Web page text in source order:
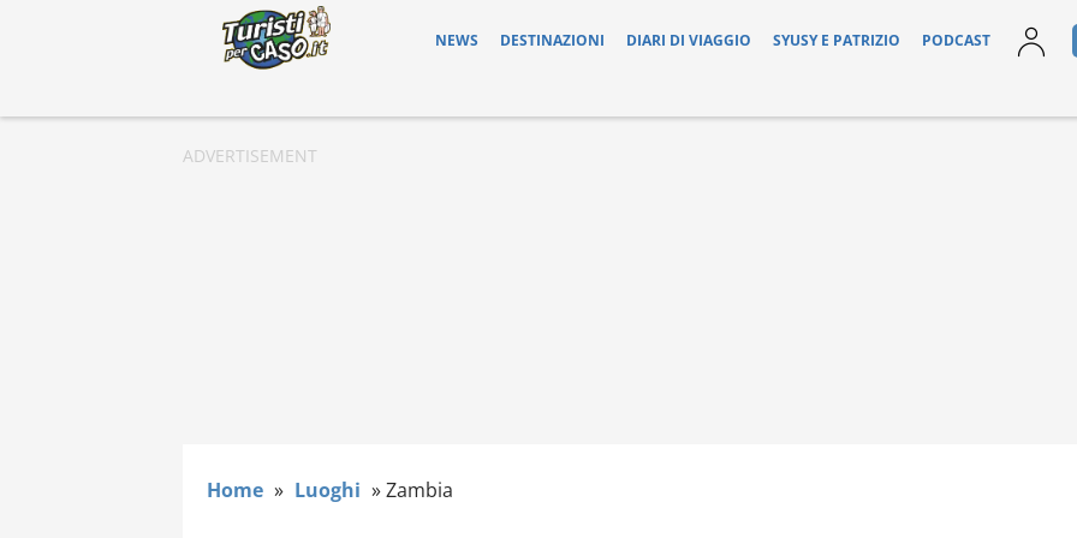
NEWS DESTINAZIONI DIARI DI VIAGGIO SYUSY E PATRIZIO PODCAST
Home » Luoghi »Zambia